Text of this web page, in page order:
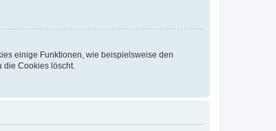
einige Funktionen, wie beispielsweise den
die Cookies löscht.